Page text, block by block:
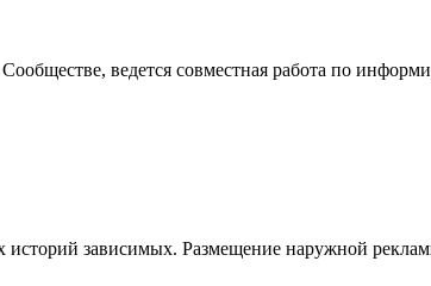
ведется совместная работа по
историй зависимых. Размещение наружной